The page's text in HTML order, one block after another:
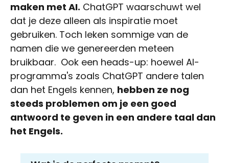
maken met AI. ChatGPT waarschuwt wel
dat je deze alleen als inspiratie moet
gebruiken. Toch leken sommige van de
namen die we genereerden meteen
bruikbaar. Ook een heads-up: hoewel AI-
programma's zoals ChatGPT andere talen
dan het Engels kennen, hebben ze nog
steeds problemen om je een goed
antwoord te geven in een andere taal dan
het Engels.